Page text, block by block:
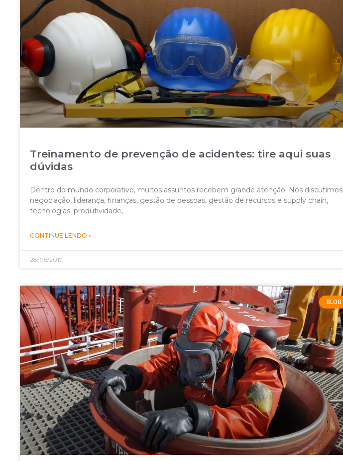
Treinamento de prevenção de acidentes: tire aqui suas
dúvidas
Dentro do mundo corporativo, muitos assuntos recebem grande atenção. Nós discutimos
negociação, liderança, finanças, gestão de pessoas, gestão de recursos e supply chain,
tecnologias, produtividade,
CONTINUE LENDO »
28/06/2017
BLOG